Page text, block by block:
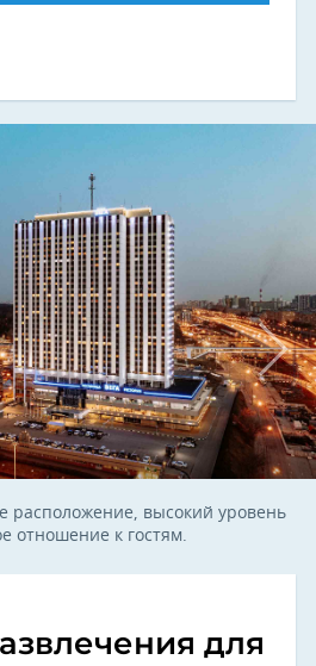
расположение, высокий уровень
отношение к гостям.
для